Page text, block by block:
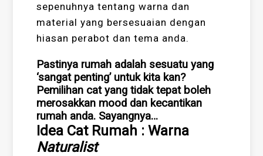
sepenuhnya tentang warna dan
material yang bersesuaian dengan
hiasan perabot dan tema anda.
Pastinya rumah adalah sesuatu yang
‘sangat penting’ untuk kita kan?
Pemilihan cat yang tidak tepat boleh
merosakkan mood dan kecantikan
rumah anda. Sayangnya…
Idea Cat Rumah : Warna
Naturalist